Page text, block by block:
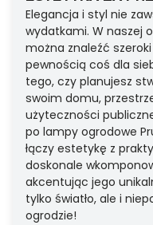
Elegancja i styl nie
wydatkami. W naszej
można znaleźć
pewnością coś dla
tego, czy planujesz
swoim domu,
użyteczności
po lampy ogrodowe
łączy estetykę z
doskonale
akcentując jego
tylko światło, ale i
ogrodzie!